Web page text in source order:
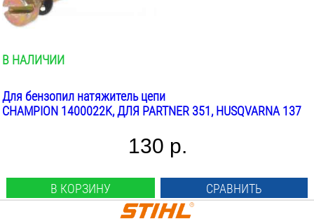
В НАЛИЧИИ
Для бензопил натяжитель цепи
CHAMPION 1400022K, ДЛЯ PARTNER 351, HUSQVARNA 137
130 р.
В КОРЗИНУ СРАВНИТЬ